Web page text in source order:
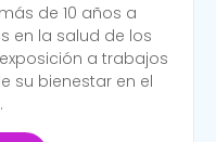
de 10 años a
en la salud de los
a trabajos
su bienestar en el